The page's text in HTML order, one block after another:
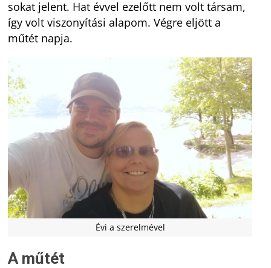
sokat jelent. Hat évvel ezelőtt nem volt társam,
így volt viszonyítási alapom. Végre eljött a
műtét napja.
Évi a szerelmével
A műtét